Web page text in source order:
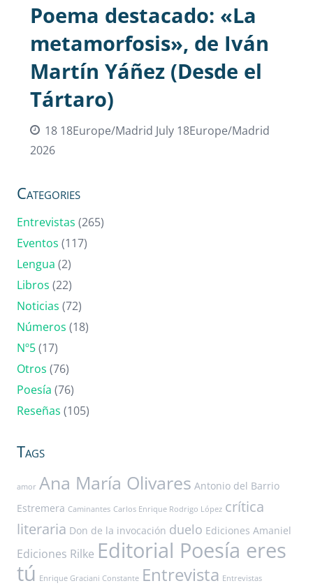
Poema destacado: «La
metamorfosis», de Iván
Martín Yáñez (Desde el
Tártaro)
18 18Europe/Madrid July 18Europe/Madrid
2026
Categories
Entrevistas (265)
Eventos (117)
Lengua (2)
Libros (22)
Noticias (72)
Números (18)
Nº5(17)
Otros (76)
Poesía (76)
Reseñas (105)
Tags
amor Ana María Olivares Antonio del Barrio
Estremera Caminantes Carlos Enrique Rodrigo López crítica
literaria Don de la invocación duelo Ediciones Amaniel
Ediciones Rilke Editorial Poesía eres
tú Enrique Graciani Constante Entrevista Entrevistas